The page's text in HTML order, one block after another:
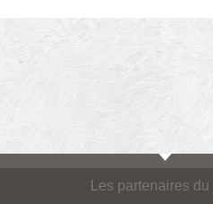
Les partenaires